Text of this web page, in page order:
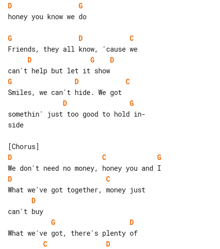
D
G
honey you know we do
G D
C
D
G
D
G
D
C
D
G
somethin' just too good to hold in-
side
D
C
G
D
C
D
G
D
C
D